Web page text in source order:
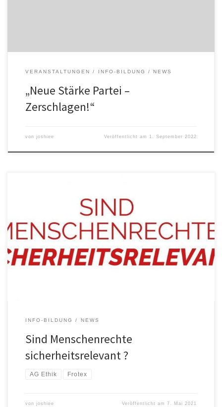
VERANSTALTUNGEN INFO-BILDUNG NEWS
„Neue Stärke Partei –
Zerschlagen!“
von joshiee Veröffentlicht am 1. September 2022
Knapp drei Monate nach der Veröffentlichung der FRONTEX FILES
hat sich die öffentliche Empörung über die Teilnahme von OVGU-
Mitarbeiter:innen an einer Konferenz der europäischen
Grenzschutzagentur Frontex wieder weitestgehend gelichtet. Die
OVGU hat diesbezüglich eine Pressemitteilung zu „Ethik in
Sicherheitsrelevanter Forschung“ veröffentlicht. Außerdem wurde
von den Studierenden der OVGU eine „AG-Ethik“ […]
INFO-BILDUNG NEWS
Sind Menschenrechte
sicherheitsrelevant ?
AG Ethik Frotex
von joshiee Veröffentlicht am7. Mai 2021